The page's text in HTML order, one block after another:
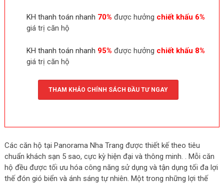
KH thanh toán nhanh 70% được hưởng chiết khấu 6%
giá trị căn hộ
KH thanh toán nhanh 95% được hưởng chiết khấu 8%
giá trị căn hộ
THAM KHẢO CHÍNH SÁCH ĐẦU TƯ NGAY
Các căn hộ tại Panorama Nha Trang được thiết kế theo tiêu
chuẩn khách sạn 5 sao, cực kỳ hiện đại và thông minh. . Mỗi căn
hộ đều được tối ưu hóa công năng sử dụng và tận dụng tối đa lợi
thế đón gió biển và ánh sáng tự nhiên. Một trong những lợi thế